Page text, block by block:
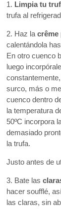
1. Limpia tu
trufa al
2. Haz la crême
calentándola
En otro cuenco
luego
surco, más o
cuenco dentro
la temperatura
50ºC incorpora
demasiado
la trufa.
Justo antes de
3. Bate las
hacer soufflé,
las claras, sin